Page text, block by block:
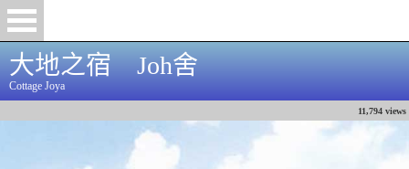
大地之宿 Joh舍
Cottage Joya
11,794 views